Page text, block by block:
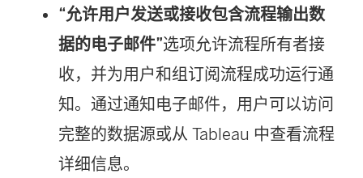
“允许用户发送或接收包含流程输出数
据的电子邮件”选项允许流程所有者接
收，并为用户和组订阅流程成功运行通
知。通过通知电子邮件，用户可以访问
完整的数据源或从 Tableau 中查看流程
详细信息。